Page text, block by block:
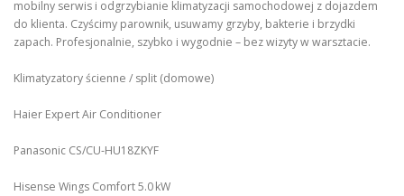
mobilny serwis i odgrzybianie klimatyzacji samochodowej z dojazdem
do klienta. Czyścimy parownik, usuwamy grzyby, bakterie i brzydki
zapach. Profesjonalnie, szybko i wygodnie – bez wizyty w warsztacie.
Klimatyzatory ścienne / split (domowe)
Haier Expert Air Conditioner
Panasonic CS/CU‑HU18ZKYF
Hisense Wings Comfort 5.0 kW